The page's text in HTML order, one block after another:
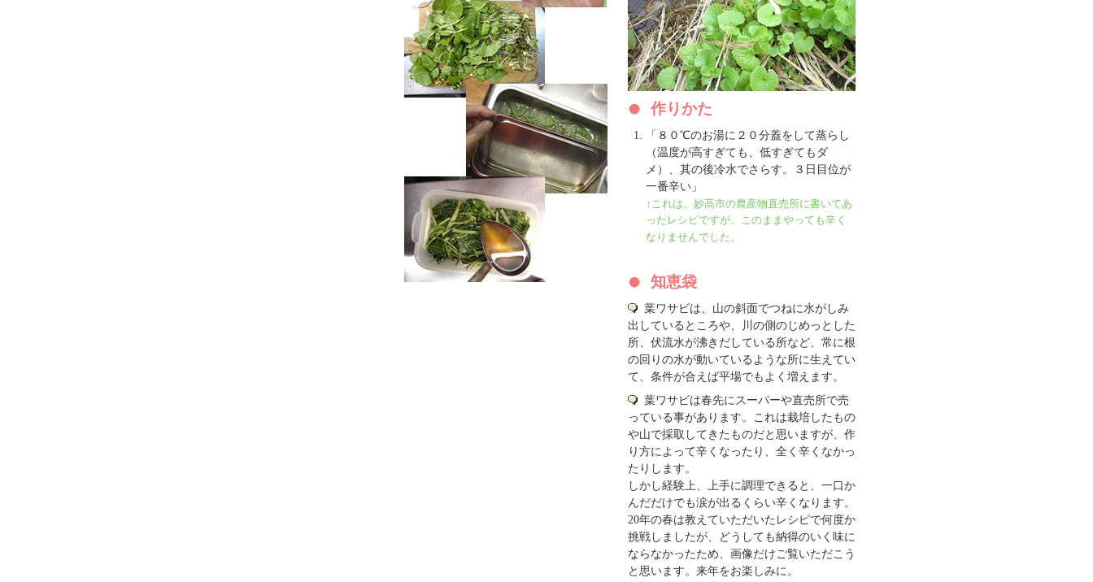
作りかた
「８０℃のお湯に２０分蓋をして蒸らし
（温度が高すぎても、低すぎてもダ
メ）、其の後冷水でさらす。３日目位が
一番辛い」
↑これは、妙高市の農産物直売所に書いてあ
ったレシピですが、このままやっても辛く
なりませんでした。
知恵袋
葉ワサビは、山の斜面でつねに水がしみ
出しているところや、川の側のじめっとした
所、伏流水が沸きだしている所など、常に根
の回りの水が動いているような所に生えてい
て、条件が合えば平場でもよく増えます。
葉ワサビは春先にスーパーや直売所で売
っている事があります。これは栽培したもの
や山で採取してきたものだと思いますが、作
り方によって辛くなったり、全く辛くなかっ
たりします。
しかし経験上、上手に調理できると、一口か
んだだけでも涙が出るくらい辛くなります。
20年の春は教えていただいたレシピで何度か
挑戦しましたが、どうしても納得のいく味に
ならなかったため、画像だけご覧いただこう
と思います。来年をお楽しみに。